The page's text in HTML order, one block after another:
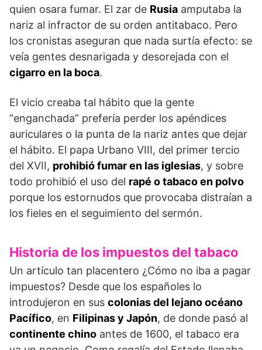
quien osara fumar. El zar de Rusia amputaba la
nariz al infractor de su orden antitabaco. Pero
los cronistas aseguran que nada surtía efecto: se
veía gentes desnarigada y desorejada con el
cigarro en la boca.
El vicio creaba tal hábito que la gente
“enganchada” prefería perder los apéndices
auriculares o la punta de la nariz antes que dejar
el hábito. El papa Urbano VIII, del primer tercio
del XVII, prohibió fumar en las iglesias, y sobre
todo prohibió el uso del rapé o tabaco en polvo
porque los estornudos que provocaba distraían a
los fieles en el seguimiento del sermón.
Historia de los impuestos del tabaco
Un artículo tan placentero ¿Cómo no iba a pagar
impuestos? Desde que los españoles lo
introdujeron en sus colonias del lejano océano
Pacífico, en Filipinas y Japón, de donde pasó al
continente chino antes de 1600, el tabaco era